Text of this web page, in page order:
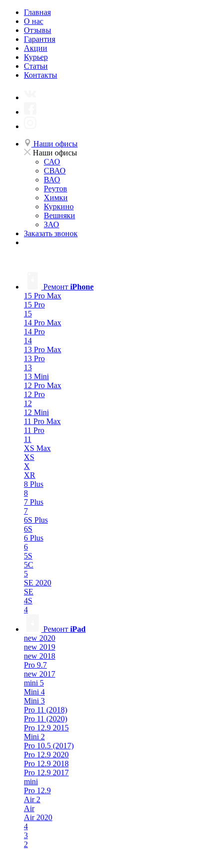
Главная
О нас
Отзывы
Гарантия
Акции
Курьер
Статьи
Контакты
Наши офисы
Наши офисы
САО
СВАО
ВАО
Реутов
Химки
Куркино
Вешняки
ЗАО
Заказать звонок
Ремонт iPhone
15 Pro Max
15 Pro
15
14 Pro Max
14 Pro
14
13 Pro Max
13 Pro
13
13 Mini
12 Pro Max
12 Pro
12
12 Mini
11 Pro Max
11 Pro
11
XS Max
XS
X
XR
8 Plus
8
7 Plus
7
6S Plus
6S
6 Plus
6
5S
5C
5
SE 2020
SE
4S
4
Ремонт iPad
new 2020
new 2019
new 2018
Pro 9.7
new 2017
mini 5
Mini 4
Mini 3
Pro 11 (2018)
Pro 11 (2020)
Pro 12.9 2015
Mini 2
Pro 10.5 (2017)
Pro 12.9 2020
Pro 12.9 2018
Pro 12.9 2017
mini
Pro 12.9
Air 2
Air
Air 2020
4
3
2